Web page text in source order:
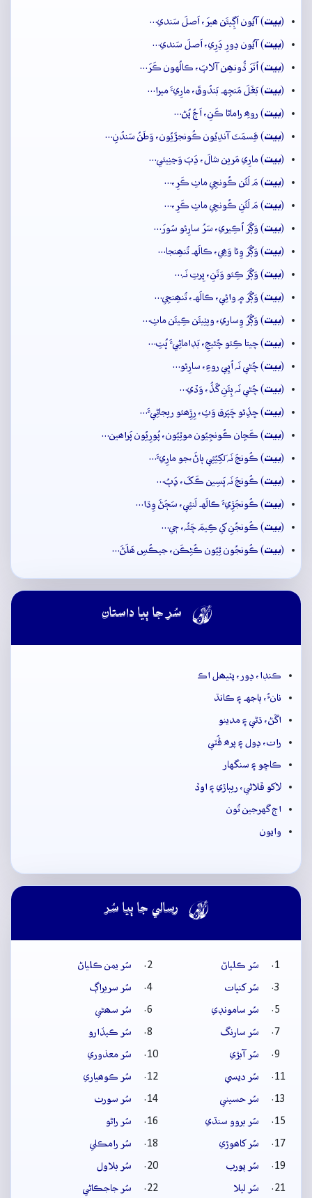
(بيت) آيُون اَڳِيئَن ھيرَ، اَصلَ سَندي…
(بيت) آيُون ڍورِ ڍَرِي، اَصلَ سَندي…
(بيت) اُتَرَ ڏُونھِن آلاپَ، ڪالُهون ڪَرَ…
(بيت) بَغَلَ مَنجِهہ بَندُوقَ، مارِيءَ ميرا…
(بيت) روھِ راماڻا ڪَنِ، اَڄُ پُڻ…
(بيت) قِسمَتَ آندِيُون ڪُونجڙَيُون، وَطَنُ سَندُنِ…
(بيت) مارِي مَرين شالَ، ڍَٻَ وَڃنِيئي…
(بيت) مَ لَئُن ڪُونجِي ماٺِ ڪَرِ،…
(بيت) مَ لَئُنِ ڪُونجِي ماٺِ ڪَرِ،…
(بيت) وَڳَرَ اُڪِيري، سَرُ سارِئو سُورَ…
(بيت) وَڳَرَ وِئا وَھِي، ڪالَهہ تُنھِنجا…
(بيت) وَڳَرَ ڪِئو وَتَنِ، پِرتِ نَہ…
(بيت) وَڳَرَ ۾ وائِي، ڪالَهہ، تُنھِنجِي…
(بيت) وَڳَرُ وِساري، ويٺِيئَن ڪِيئَن ماٺِ…
(بيت) چيتا ڪِئو چُڻيجِ، بَڊاماڻِيءَ ڀُتِ…
(بيت) چُڻي نَہ اُڀِي روءِ، سارِئو…
(بيت) چُڻي نَہ ٻِئَنِ گَڏُ، وَڏي…
(بيت) ڇڏِئو ڇَپَرق وَٽِ، رِڙِھئو ريجاڻِيءَ…
(بيت) ڪَڇان ڪُونجِيُون موٽِيُون، پُورِيُون پَراھين…
(بيت) ڪُونجَ نَہ لَکِيُئِي ٻاڻَ،جو مارِيءَ…
(بيت) ڪُونجَ نَہ پَسِين ڪَکَ، ڍَٻُ…
(بيت) ڪُونجَڙِيءَ ڪالَهہ لَنئِي، سَڄَڻَ وِڌا…
(بيت) ڪُونجُنِ کي ڪِيمَ چَئُہ، جٖي…
(بيت) ڪُونجُون ٿِيُون ڪُڻِڪَن، جيڪُسِ ھَلَڻَ…
 سُر جا ٻيا داستان
ڪنڊا، ڍور، پٽيھل اڪ
نانءُ، ٻاجهہ ۽ ڪانڌ
اڱڻ، ڌڻي ۽ مدينو
رات، ڍول ۽ پرھ ڦُٽي
ڪاڇو ۽ سنگهار
لاکو ڦلاڻي، ريٻاڙي ۽ اوڏ
اڄ گهرجين تُون
وايون
 رسالي جا ٻيا سُر
سُر ڪلياڻ
سُر يمن ڪلياڻ
سُر کنڀات
سُر سريراڳ
سُر سامونڊي
سُر سھڻي
سُر سارنگ
سُر ڪيڏارو
سُر آبڙي
سُر معذوري
سُر ديسي
سُر ڪوھياري
سُر حسيني
سُر سورٺ
سُر بروو سنڌي
سُر راڻو
سُر کاھوڙي
سُر رامڪلي
سُر پورب
سُر بلاول
سُر ليلا
سُر جاجڪاڻي